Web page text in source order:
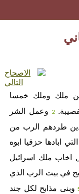
ملك وملك خمسا
2وعمل الشر
طردهم الرب من
ابادها حزقيا ابوه
اخاب ملك اسرائيل
في بيت الرب الذي
وبنى مذابح لكل جند